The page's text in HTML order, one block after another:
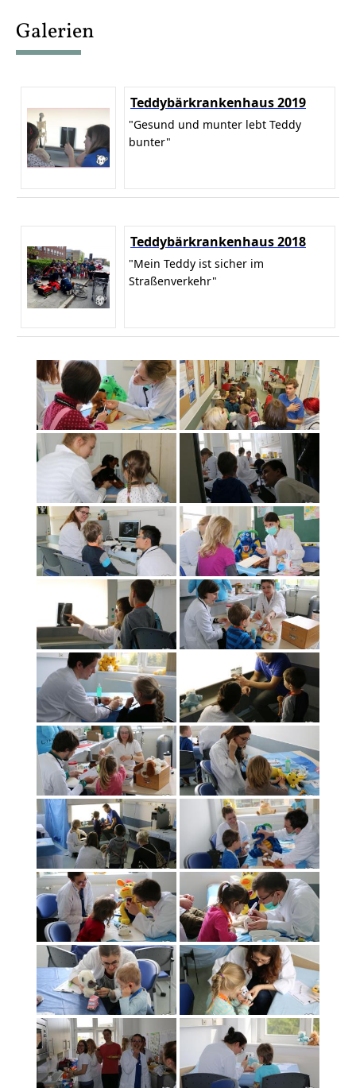
Galerien
Teddybärkrankenhaus 2019
"Gesund und munter lebt Teddy
bunter"
Teddybärkrankenhaus 2018
"Mein Teddy ist sicher im
Straßenverkehr"